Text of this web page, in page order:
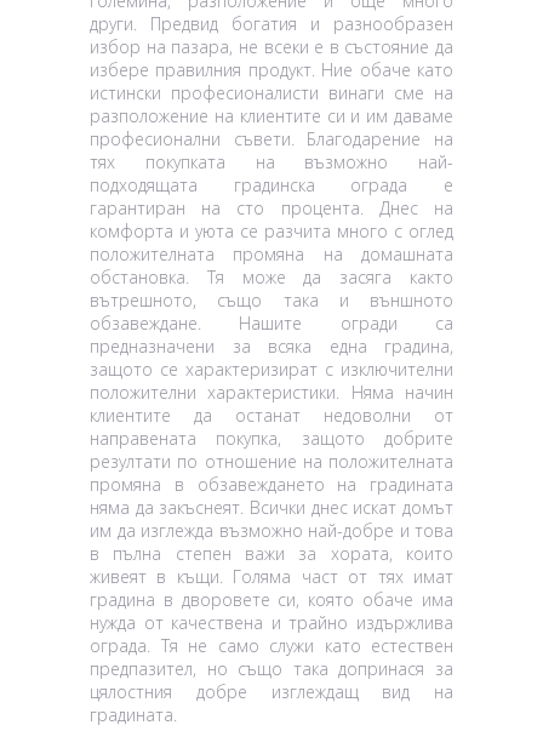
други. Предвид богатия и разнообразен
избор на пазара, не всеки е в състояние да
избере правилния продукт. Ние обаче като
истински професионалисти винаги сме на
разположение на клиентите си и им даваме
професионални съвети. Благодарение на
тях покупката на възможно най-
подходящата градинска ограда е
гарантиран на сто процента. Днес на
комфорта и уюта се разчита много с оглед
положителната промяна на домашната
обстановка. Тя може да засяга както
вътрешното, също така и външното
обзавеждане. Нашите огради са
предназначени за всяка една градина,
защото се характеризират с изключителни
положителни характеристики. Няма начин
клиентите да останат недоволни от
направената покупка, защото добрите
резултати по отношение на положителната
промяна в обзавеждането на градината
няма да закъснеят. Всички днес искат домът
им да изглежда възможно най-добре и това
в пълна степен важи за хората, които
живеят в къщи. Голяма част от тях имат
градина в дворовете си, която обаче има
нужда от качествена и трайно издържлива
ограда. Тя не само служи като естествен
предпазител, но също така допринася за
цялостния добре изглеждащ вид на
градината.